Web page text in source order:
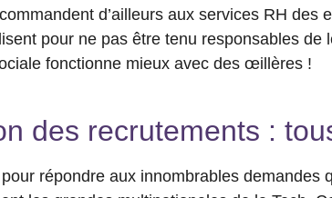
d’ailleurs aux services RH des
pour ne pas être tenu responsables de
fonctionne mieux avec des œillères !
des recrutements :
pour répondre aux innombrables demandes